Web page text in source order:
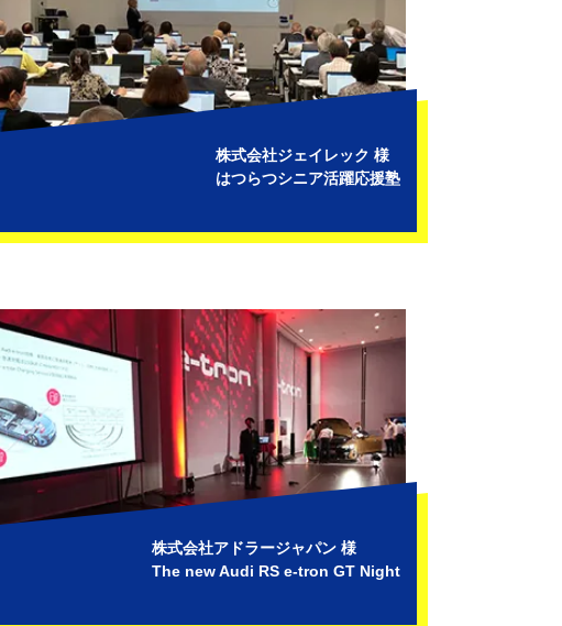
株式会社ジェイレック 様
はつらつシニア活躍応援塾
株式会社アドラージャパン 様
The new Audi RS e-tron GT Night